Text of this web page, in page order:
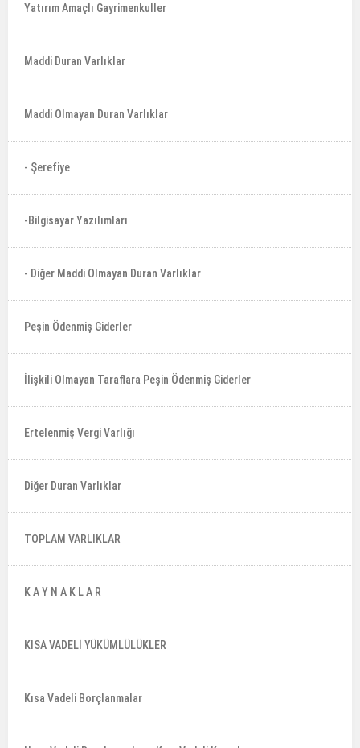
Yatırım Amaçlı Gayrimenkuller
Maddi Duran Varlıklar
Maddi Olmayan Duran Varlıklar
- Şerefiye
-Bilgisayar Yazılımları
- Diğer Maddi Olmayan Duran Varlıklar
Peşin Ödenmiş Giderler
İlişkili Olmayan Taraflara Peşin Ödenmiş Giderler
Ertelenmiş Vergi Varlığı
Diğer Duran Varlıklar
TOPLAM VARLIKLAR
K A Y N A K L A R
KISA VADELİ YÜKÜMLÜLÜKLER
Kısa Vadeli Borçlanmalar